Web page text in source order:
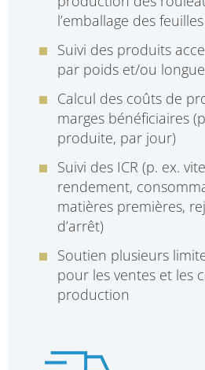
l’emballage des feuilles
Suivi des produits
par poids et/ou
Calcul des coûts de
marges bénéficiaires
produite, par jour)
Suivi des ICR (p. ex.
rendement,
matières premières,
d’arrêt)
Soutien plusieurs
pour les ventes et les
production